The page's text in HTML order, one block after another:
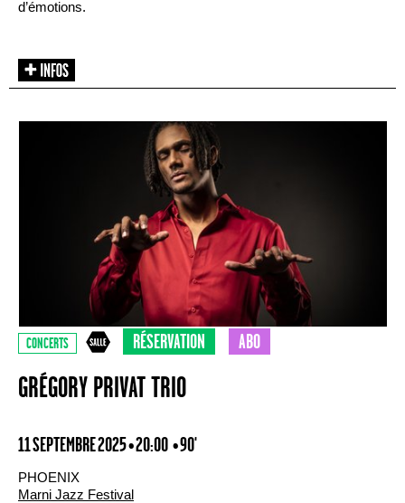
d’émotions.
CONCERTS RÉSERVATION ABO
GRÉGORY PRIVAT TRIO
11 SEPTEMBRE 2025 • 20:00 • 90'
PHOENIX
Marni Jazz Festival